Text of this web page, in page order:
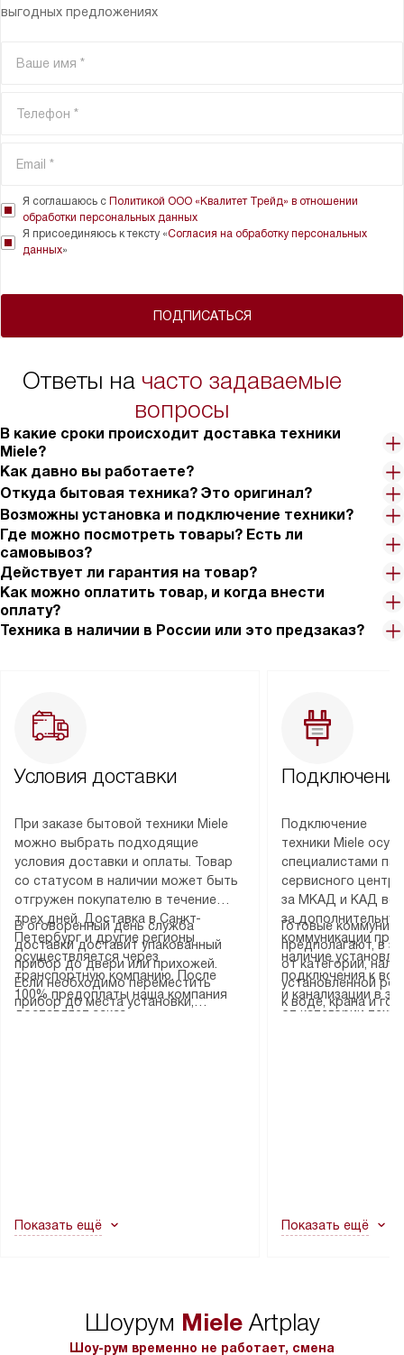
выгодных предложениях
ПОДПИСАТЬСЯ
Я соглашаюсь с Политикой ООО «Квалитет Трейд» в отношении
обработки персональных данных
Я присоединяюсь к тексту «Согласия на обработку персональных
данных»
Ответы на часто задаваемые
вопросы
В какие сроки происходит доставка техники
Miele?
Как давно вы работаете?
Откуда бытовая техника? Это оригинал?
Возможны установка и подключение техники?
Где можно посмотреть товары? Есть ли
самовывоз?
Действует ли гарантия на товар?
Как можно оплатить товар, и когда внести
оплату?
Техника в наличии в России или это предзаказ?
Условия доставки
При заказе бытовой техники Miele
можно выбрать подходящие
условия доставки и оплаты. Товар
со статусом в наличии может быть
отгружен покупателю в течение
трех дней. Доставка в Санкт-
Петербург и другие регионы
осуществляется через
транспортную компанию. После
100% предоплаты наша компания
доставляет заказ
В оговоренный день служба
доставки доставит упакованный
прибор до двери или прихожей.
Если необходимо переместить
прибор до места установки,
в гарантийном ремонте в будущем.
Показать ещё
Подключение
техники Miele
специалистами
сервисного
за МКАД и КАД
за
коммуникации
наличие
подключения к
и канализации в
от категории
Готовые
предполагают, в
от категории,
установленной
к воде, крана и
не включаются:
в условиях
тарифы на услуги
Показать ещё
Шоурум MieleArtplay
Шоу-рум временно не работает, смена